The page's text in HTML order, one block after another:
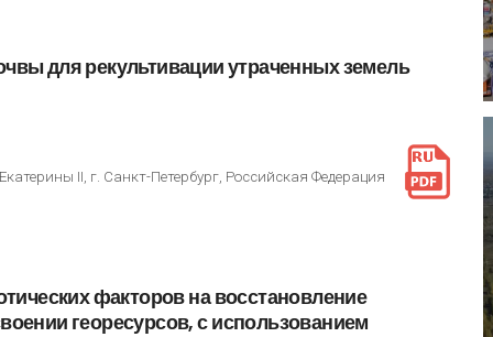
длярекультивацииутраченныхземель
II, г. Санкт-Петербург, Российская Федерация
факторовнавосстановление
георесурсов,сиспользованием